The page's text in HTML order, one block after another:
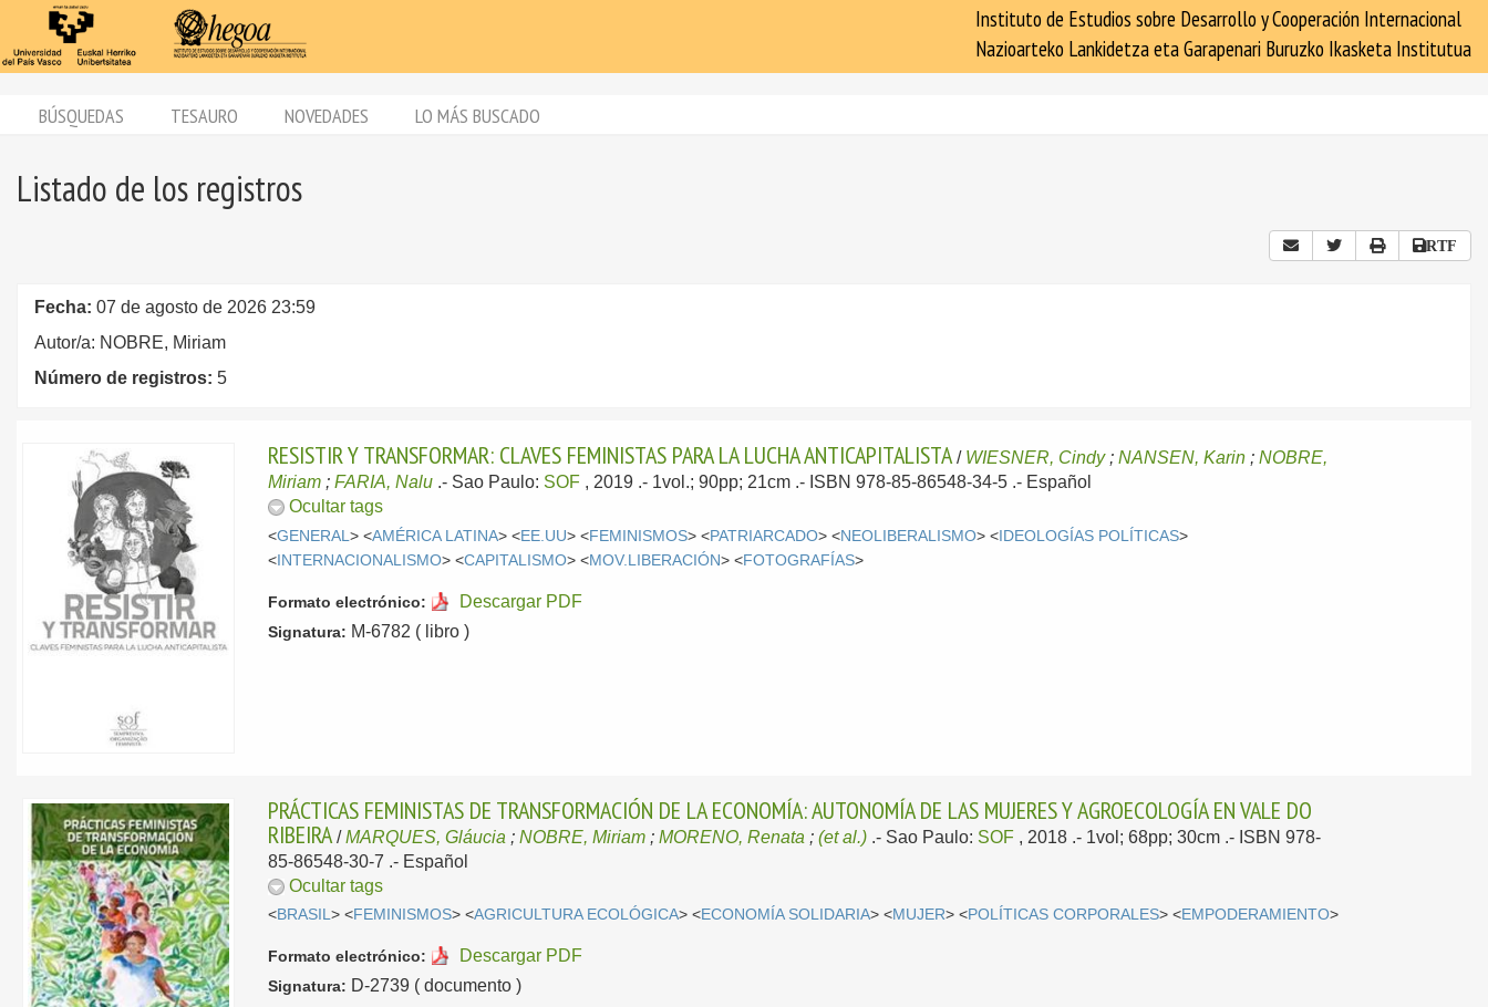
Instituto de Estudios sobre Desarrollo y Cooperación Internacional
Nazioarteko Lankidetza eta Garapenari Buruzko Ikasketa Institutua
BÚSQUEDAS TESAURO NOVEDADES LO MÁS BUSCADO
Listado de los registros
RTF
Fecha: 07 de agosto de 2026 23:59
Autor/a: NOBRE, Miriam
Número de registros: 5
RESISTIR Y TRANSFORMAR: CLAVES FEMINISTAS PARA LA LUCHA ANTICAPITALISTA / WIESNER, Cindy;NANSEN, Karin ;NOBRE,
Miriam ;FARIA, Nalu .- Sao Paulo: SOF , 2019 .- 1vol.; 90pp; 21cm .- ISBN 978-85-86548-34-5 .- Español
Ocultar tags
<GENERAL> <AMÉRICA LATINA> <EE.UU> <FEMINISMOS> <PATRIARCADO> <NEOLIBERALISMO> <IDEOLOGÍAS POLÍTICAS>
<INTERNACIONALISMO> <CAPITALISMO> <MOV.LIBERACIÓN> <FOTOGRAFÍAS>
Formato electrónico: Descargar PDF
Signatura: M-6782 ( libro )
PRÁCTICAS FEMINISTAS DE TRANSFORMACIÓN DE LA ECONOMÍA: AUTONOMÍA DE LAS MUJERES Y AGROECOLOGÍA EN VALE DO
RIBEIRA /MARQUES, Gláucia ;NOBRE, Miriam ;MORENO, Renata ;(et al.) .- Sao Paulo: SOF , 2018 .- 1vol; 68pp; 30cm .- ISBN 978-
85-86548-30-7 .- Español
Ocultar tags
<BRASIL> <FEMINISMOS> <AGRICULTURA ECOLÓGICA> <ECONOMÍA SOLIDARIA> <MUJER> <POLÍTICAS CORPORALES> <EMPODERAMIENTO>
Formato electrónico: Descargar PDF
Signatura: D-2739 ( documento )